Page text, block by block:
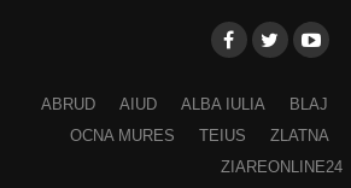
ABRUD AIUD ALBA IULIA BLAJ
OCNA MURES
TEIUS ZLATNA
ZIAREONLINE24